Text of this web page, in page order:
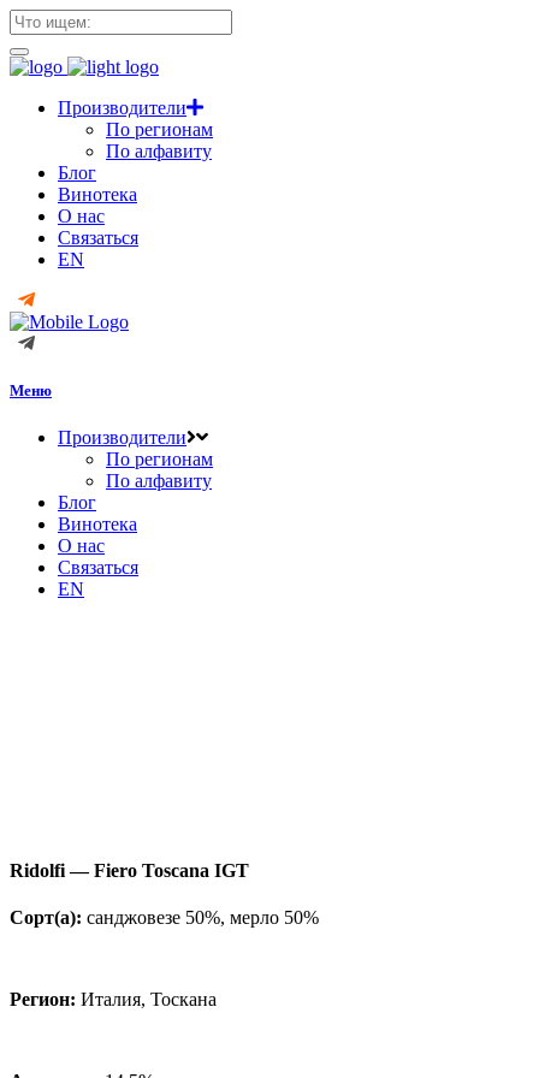
Производители
По регионам
По алфавиту
Блог
Винотека
О нас
Связаться
EN
Меню
Производители
По регионам
По алфавиту
Блог
Винотека
О нас
Связаться
EN
Ridolfi — Fiero Toscana IGT
Сорт(а): санджовезе 50%, мерло 50%
Регион: Италия, Тоскана